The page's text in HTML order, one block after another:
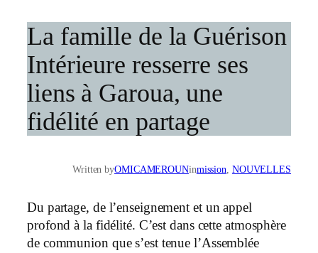
La famille de la Guérison
Intérieure resserre ses
liens à Garoua, une
fidélité en partage
Written byOMICAMEROUNinmission NOUVELLES
Du partage, de l’enseignement et un appel
profond à la fidélité. C’est dans cette atmosphère
de communion que s’est tenue l’Assemblée